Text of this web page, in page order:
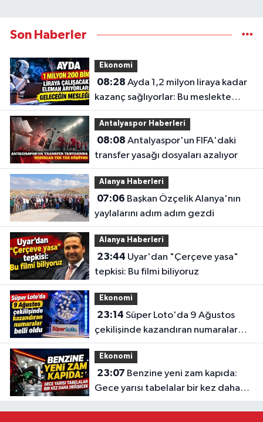
Son Haberler
Ekonomi
08:28
kazanç sağlıyorlar: Bu meslekte
eleman açığı büyüyor
Antalyaspor Haberleri
08:08
transfer yasağı dosyaları azalıyor
Alanya Haberleri
07:06
yaylalarını adım adım gezdi
Alanya Haberleri
23:44
tepkisi: Bu filmi biliyoruz
Ekonomi
23:14
çekilişinde kazandıran numaralar
belli oldu
Ekonomi
23:07
Gece yarısı tabelalar bir kez daha
değişecek